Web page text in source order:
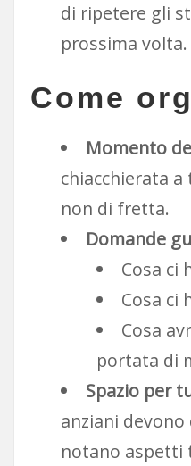
di ripetere gli
prossima volta.
Come
Momento
chiacchierata
non di fretta.
Domande
Cosa ci
Cosa ci
Cosa
portata di
Spazio per
anziani
notano aspetti